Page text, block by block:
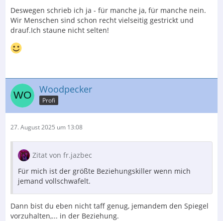
Deswegen schrieb ich ja - für manche ja, für manche nein.
Wir Menschen sind schon recht vielseitig gestrickt und
drauf.Ich staune nicht selten!
Woodpecker
Profi
27. August 2025 um 13:08
Zitat von fr.jazbec
Für mich ist der größte Beziehungskiller wenn mich
jemand vollschwafelt.
Dann bist du eben nicht taff genug, jemandem den Spiegel
vorzuhalten,... in der Beziehung.